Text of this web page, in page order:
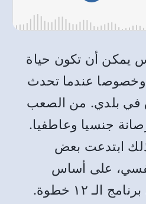
يمكن أن تكون حياة
عندما تحدث
في بلدي. من الصعب
جنسيا وعاطفيا.
ابتدعت بعض
على أساس
الـ ١٢ خطوة.